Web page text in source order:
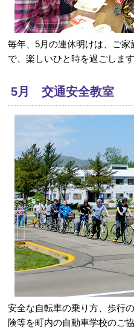
毎年、5月の連休明けは、ご
で、楽しいひと時を過ごします
5月 交通安全教室
安全な自転車の乗り方、歩行
険等を町内の自動車学校のご